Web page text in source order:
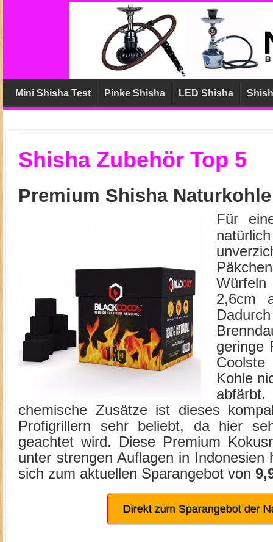
Mini Shisha Test Pinke Shisha LED Shisha
Shisha Zubehör Top 5
Premium Shisha Naturkohle
Für
2,6cm
geringe
Kohle
chemische Zusätze ist dieses
Profigrillern sehr beliebt, da hier
geachtet wird. Diese Premium
unter strengen Auflagen in Indonesien
sich zum aktuellen Sparangebot von
Direkt zum Sparangebot der